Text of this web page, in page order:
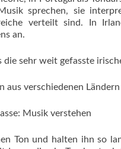
sprechen, sie
verteilt sind. In
an.
die sehr weit gefasste
aus verschiedenen
Musik verstehen
Ton und halten ihn so